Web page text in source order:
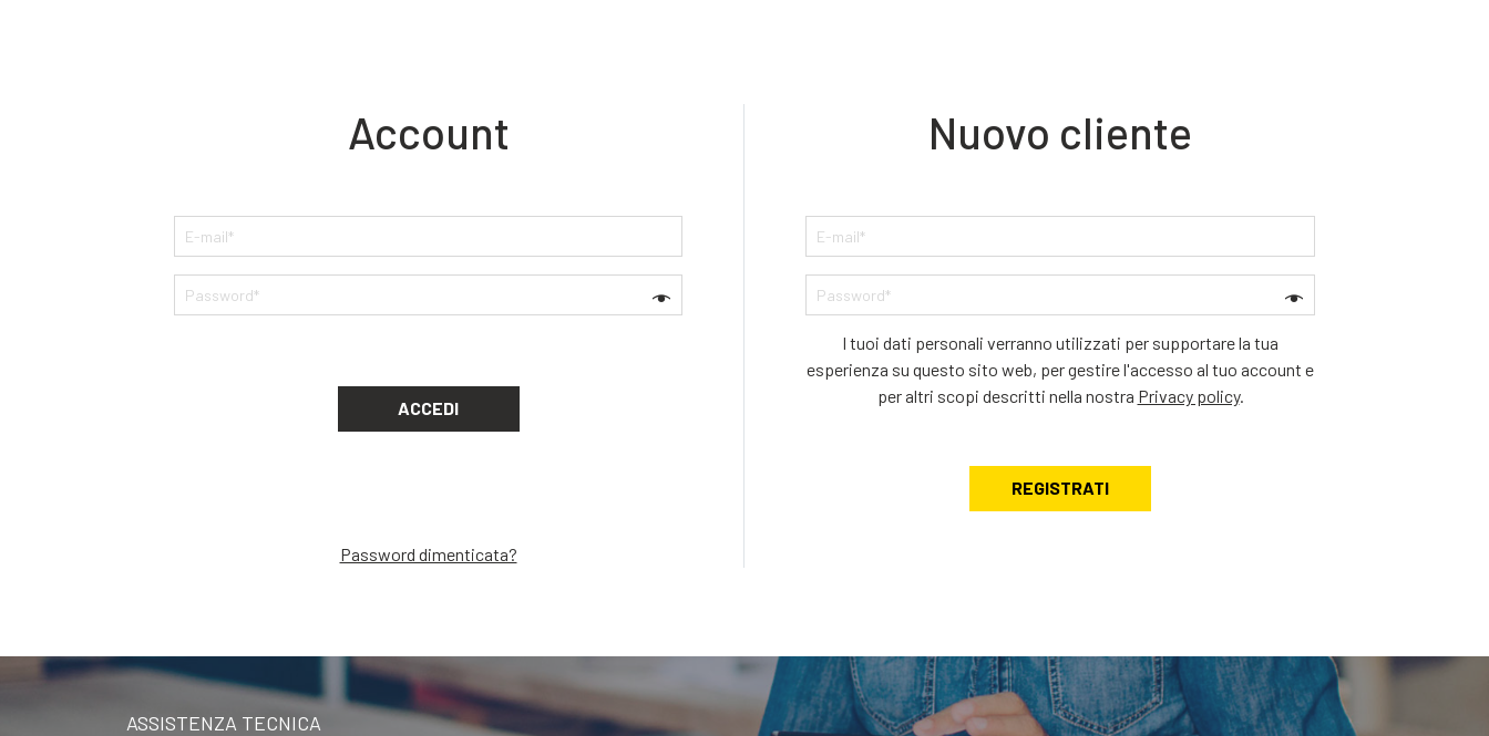
Account
ACCEDI
Password dimenticata?
Nuovo cliente
I tuoi dati personali verranno utilizzati per supportare la tua
esperienza su questo sito web, per gestire l'accesso al tuo account e
per altri scopi descritti nella nostra Privacy policy.
REGISTRATI
ASSISTENZA TECNICA